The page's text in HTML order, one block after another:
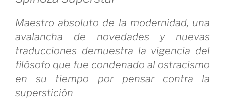
Maestro absoluto de la modernidad, una
avalancha de novedades y nuevas
traducciones demuestra la vigencia del
filósofo que fue condenado al ostracismo
en su tiempo por pensar contra la
superstición